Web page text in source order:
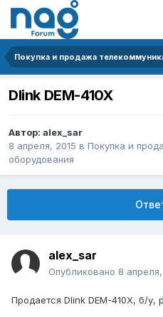
Dlink DEM-410X
Автор: alex_sar
8 апреля, 2015 в Покупка и
оборудования
alex_sar
Опубликовано 8
Продается Dlink DEM-410X, б/у,